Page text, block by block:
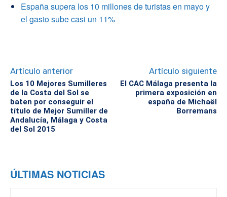
España supera los 10 millones de turistas en mayo y
el gasto sube casi un 11%
Artículo anterior
Los 10 Mejores Sumilleres
de la Costa del Sol se
baten por conseguir el
título de Mejor Sumiller de
Andalucía, Málaga y Costa
del Sol 2015
Artículo siguiente
El CAC Málaga presenta la
primera exposición en
españa de Michaël
Borremans
ÚLTIMAS NOTICIAS